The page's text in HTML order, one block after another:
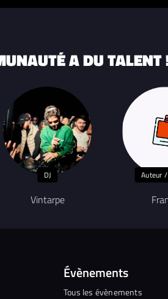
A DU TALENT
DJ
Vintarpe
Auteur
Évènements
Tous les évènements